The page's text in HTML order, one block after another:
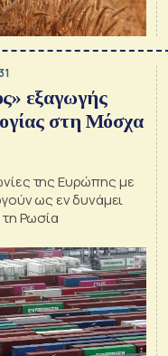
εξαγωγής
στη Μόσχα
της Ευρώπης με
ως εν δυνάμει
τη Ρωσία